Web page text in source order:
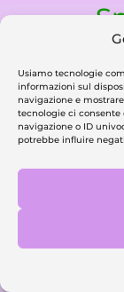
Usiamo tecnologie
informazioni sul
navigazione e
tecnologie ci
navigazione o ID
potrebbe influire